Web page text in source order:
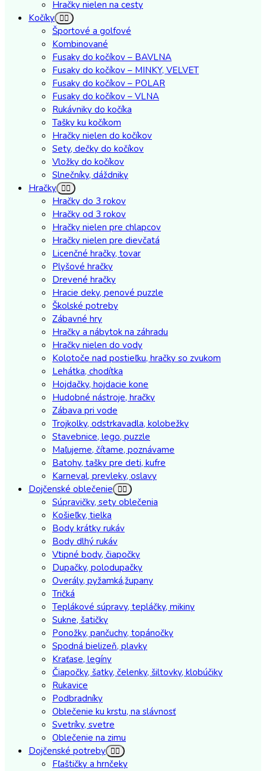
Hračky nielen na cesty
Kočíky
Športové a golfové
Kombinované
Fusaky do kočíkov – BAVLNA
Fusaky do kočíkov – MINKY, VELVET
Fusaky do kočíkov – POLAR
Fusaky do kočíkov – VLNA
Rukávniky do kočíka
Tašky ku kočíkom
Hračky nielen do kočíkov
Sety, dečky do kočíkov
Vložky do kočíkov
Slnečníky, dáždniky
Hračky
Hračky do 3 rokov
Hračky od 3 rokov
Hračky nielen pre chlapcov
Hračky nielen pre dievčatá
Licenčné hračky, tovar
Plyšové hračky
Drevené hračky
Hracie deky, penové puzzle
Školské potreby
Zábavné hry
Hračky a nábytok na záhradu
Hračky nielen do vody
Kolotoče nad postieľku, hračky so zvukom
Lehátka, chodítka
Hojdačky, hojdacie kone
Hudobné nástroje, hračky
Zábava pri vode
Trojkolky, odstrkavadla, kolobežky
Stavebnice, lego, puzzle
Maľujeme, čítame, poznávame
Batohy, tašky pre deti, kufre
Karneval, prevleky, oslavy
Dojčenské oblečenie
Súpravičky, sety oblečenia
Košieľky, tielka
Body krátky rukáv
Body dlhý rukáv
Vtipné body, čiapočky
Dupačky, polodupačky
Overály, pyžamká,župany
Tričká
Teplákové súpravy, tepláčky, mikiny
Sukne, šatičky
Ponožky, pančuchy, topánočky
Spodná bielizeň, plavky
Kraťase, legíny
Čiapočky, šatky, čelenky, šiltovky, klobúčiky
Rukavice
Podbradníky
Oblečenie ku krstu, na slávnosť
Svetríky, svetre
Oblečenie na zimu
Dojčenské potreby
Fľaštičky a hrnčeky